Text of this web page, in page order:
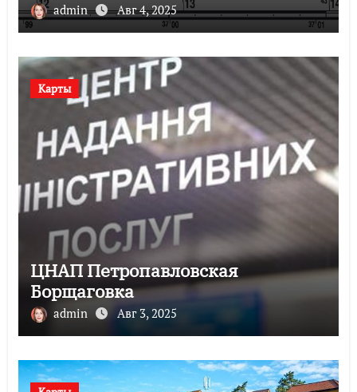
admin Авг 4, 2025
Карты
ЦНАП Петропавловская
Борщаговка
admin Авг 3, 2025